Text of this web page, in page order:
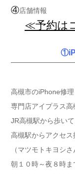
④店舗情報
≪予約は
高槻市のiPhone修
専門店アイプラス高
JR高槻駅から歩い
高槻駅からアクセ
（マツモトキヨシ
朝１０時～夜８時ま